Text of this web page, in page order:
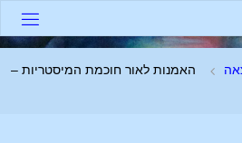
האמנות לאור חוכמת המיסטריות –